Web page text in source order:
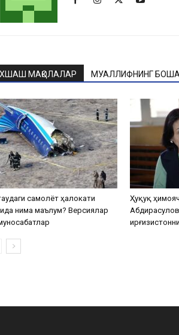
МАҚОЛАЛАР МУАЛЛИФНИНГ
самолёт ҳалокати
нима маълум? Версиялар
Ҳуқуқ